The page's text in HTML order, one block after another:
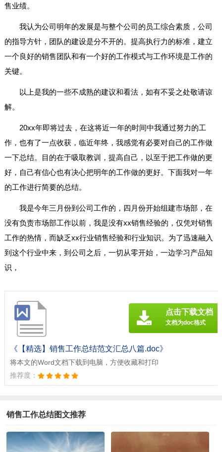
售业绩。
我认为公司明年的发展是与整个公司的员工综合素质，公司
的指导方针，团队的建设是分不开的。提高执行力的标准，建立
一个良好的销售团队和有一个好的工作模式与工作环境是工作的
关键。
以上是我的一些不成熟的建议和看法，如有不妥之处敬请谅
解。
20xx年即将过去，在这将近一年的时间中我通过努力的工
作，也有了一点收获，临近年终，我感觉有必要对自己的工作做
一下总结。目的在于吸取教训，提高自己，以至于把工作做的更
好，自己有信心也有决心把明年的工作做的更好。下面我对一年
的工作进行简要的总结。
我是今年三月份到公司工作的，四月份开始组建市场部，在
没有负责市场部工作以前，我是没有xx销售经验的，仅凭对销售
工作的热情，而缺乏xx行业销售经验和行业知识。为了迅速融入
到这个行业中来，到公司之后，一切从零开始，一边学习产品知
识，
《【精选】销售工作总结范文汇总八篇.doc》
将本文的Word文档下载到电脑，方便收藏和打印
推荐度：
点击下载文档
文档为doc格式
销售工作总结图文推荐